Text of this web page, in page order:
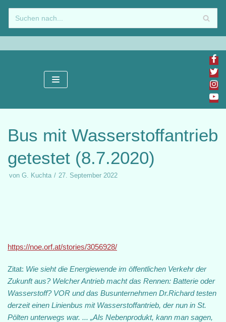
Zum
Inhalt
springen
Bus mit Wasserstoffantrieb
getestet (8.7.2020)
von G. Kuchta 27. September 2022
https://noe.orf.at/stories/3056928/
Zitat: Wie sieht die Energiewende im öffentlichen Verkehr der
Zukunft aus? Welcher Antrieb macht das Rennen: Batterie oder
Wasserstoff? VOR und das Busunternehmen Dr.Richard testen
derzeit einen Linienbus mit Wasserstoffantrieb, der nun in St.
Pölten unterwegs war. ... „Als Nebenprodukt, kann man sagen,